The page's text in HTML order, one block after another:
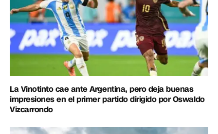
La Vinotinto cae ante Argentina, pero deja buenas
impresiones en el primer partido dirigido por Oswaldo
Vizcarrondo